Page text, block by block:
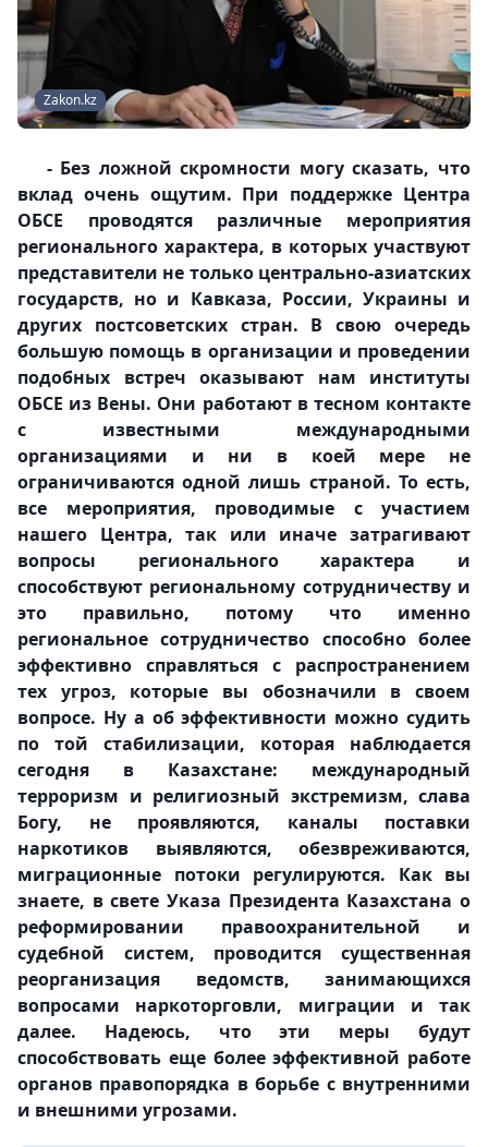
Zakon.kz
- Без ложной скромности могу сказать, что
вклад очень ощутим. При поддержке Центра
ОБСЕ проводятся различные мероприятия
регионального характера, в которых участвуют
представители не только центрально-азиатских
государств, но и Кавказа, России, Украины и
других постсоветских стран. В свою очередь
большую помощь в организации и проведении
подобных встреч оказывают нам институты
ОБСЕ из Вены. Они работают в тесном контакте
с известными международными
организациями и ни в коей мере не
ограничиваются одной лишь страной. То есть,
все мероприятия, проводимые с участием
нашего Центра, так или иначе затрагивают
вопросы регионального характера и
способствуют региональному сотрудничеству и
это правильно, потому что именно
региональное сотрудничество способно более
эффективно справляться с распространением
тех угроз, которые вы обозначили в своем
вопросе. Ну а об эффективности можно судить
по той стабилизации, которая наблюдается
сегодня в Казахстане: международный
терроризм и религиозный экстремизм, слава
Богу, не проявляются, каналы поставки
наркотиков выявляются, обезвреживаются,
миграционные потоки регулируются. Как вы
знаете, в свете Указа Президента Казахстана о
реформировании правоохранительной и
судебной систем, проводится существенная
реорганизация ведомств, занимающихся
вопросами наркоторговли, миграции и так
далее. Надеюсь, что эти меры будут
способствовать еще более эффективной работе
органов правопорядка в борьбе с внутренними
и внешними угрозами.